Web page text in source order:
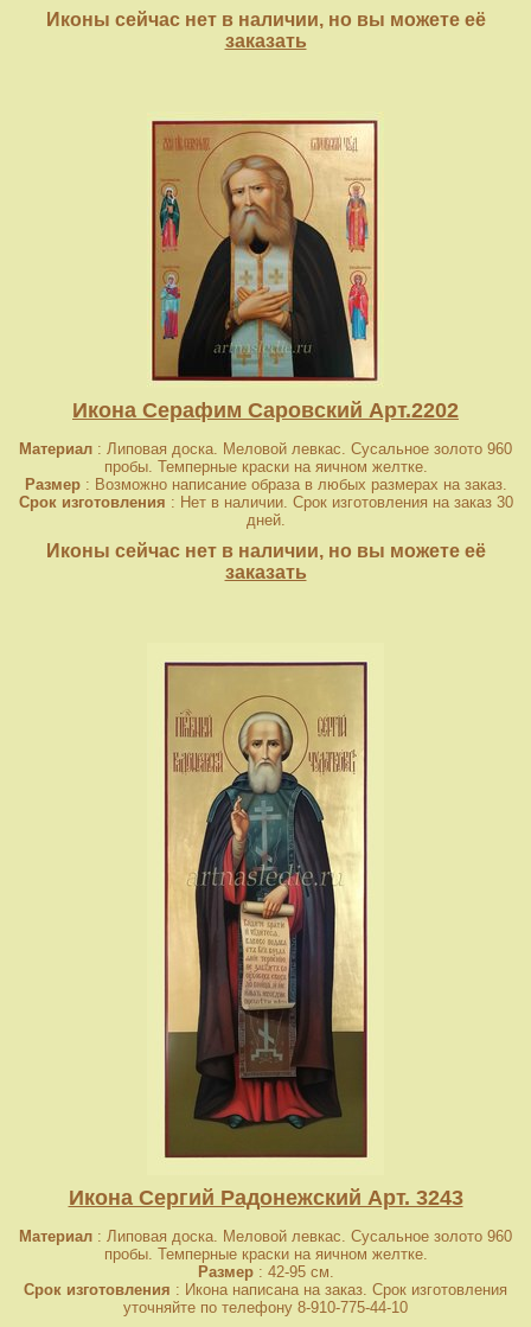
Иконы сейчас нет в наличии, но вы можете её
заказать
Икона Серафим Саровский Арт.2202
Материал : Липовая доска. Меловой левкас. Сусальное золото 960
пробы. Темперные краски на яичном желтке.
Размер: Возможно написание образа в любых размерах на заказ.
Срок изготовления : Нет в наличии. Срок изготовления на заказ 30
дней.
Иконы сейчас нет в наличии, но вы можете её
заказать
Икона Сергий Радонежский Арт. 3243
Материал : Липовая доска. Меловой левкас. Сусальное золото 960
пробы. Темперные краски на яичном желтке.
Размер: 42-95 см.
Срок изготовления : Икона написана на заказ. Срок изготовления
уточняйте по телефону 8-910-775-44-10